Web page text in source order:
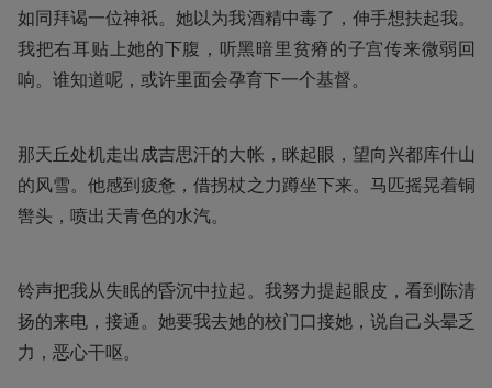
如同拜谒一位神祇。她以为我酒精中毒了，伸手想扶起我。
我把右耳贴上她的下腹，听黑暗里贫瘠的子宫传来微弱回
响。谁知道呢，或许里面会孕育下一个基督。
那天丘处机走出成吉思汗的大帐，眯起眼，望向兴都库什山
的风雪。他感到疲惫，借拐杖之力蹲坐下来。马匹摇晃着铜
辔头，喷出天青色的水汽。
铃声把我从失眠的昏沉中拉起。我努力提起眼皮，看到陈清
扬的来电，接通。她要我去她的校门口接她，说自己头晕乏
力，恶心干呕。